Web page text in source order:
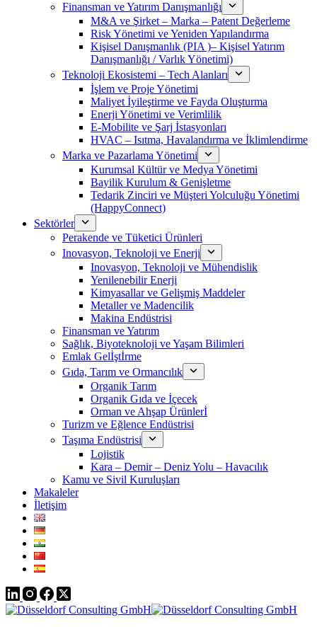
Finansman ve Yatırım Danışmanlığı
M&A ve Şirket – Marka – Patent Değerleme
Risk Yönetimi ve Yeniden Yapılandırma
Kişisel Danışmanlık (PIA )– Kişisel Yatırım
Danışmanlığı / Varlık Yönetimi)
Teknoloji Ekosistemi – Tech Alanları
İşlem ve Proje Yönetimi
Maliyet İyileştirme ve Fayda Oluşturma
Enerji Yönetimi ve Verimlilik
E-Mobilite ve Şarj İstasyonları
HVAC – Isıtma, Havalandırma ve İklimlendirme
Marka ve Pazarlama Yönetimi
Kurumsal Kültür ve Medya Yönetimi
Bayilik Kurulum & Genişletme
Tedarik Zinciri ve Müşteri Yolculuğu Yönetimi
(HappyConnect)
Sektörler
Perakende ve Tüketici Ürünleri
Inovasyon, Teknoloji ve Enerji
Inovasyon, Teknoloji ve Mühendislik
Yenilenebilir Enerji
Kimyasallar ve Gelişmiş Maddeler
Metaller ve Madencilik
Makina Endüstrisi
Finansman ve Yatırım
Sağlık, Biyoteknoloji ve Yaşam Bilimleri
Emlak Gelİştİrme
Gıda, Tarım ve Ormancılık
Organik Tarım
Organik Gıda ve İçecek
Orman ve Ahşap Ürünlerİ
Turizm ve Eğlence Endüstrisi
Taşıma Endüstrisi
Lojistik
Kara – Demir – Deniz Yolu – Havacılık
Kamu ve Sivil Kuruluşları
Makaleler
İletişim